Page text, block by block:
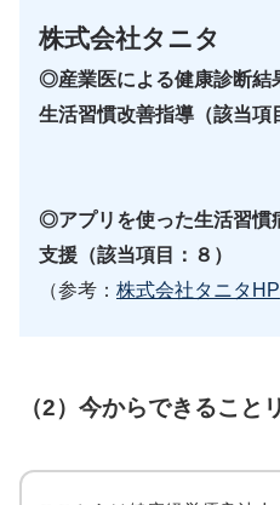
株式会社タニタ
◎産業医による健康診断結
生活習慣改善指導（該当項
◎アプリを使った生活習慣
支援（該当項目：８）
（参考： 株式会社タニタHP
（2） 今からできること